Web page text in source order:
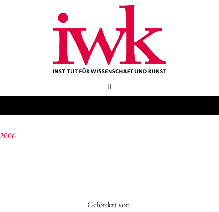
2006
Gefördert von: